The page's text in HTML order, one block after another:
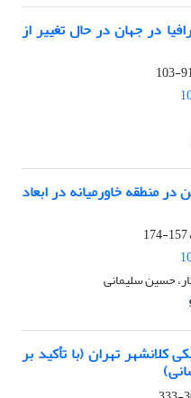
در جهان در حال تغییر از
91-
منطقه خاورمیانه در ابعاد
157-174
حسین سلیمانی
کلانشهر تهران (با تأکید بر